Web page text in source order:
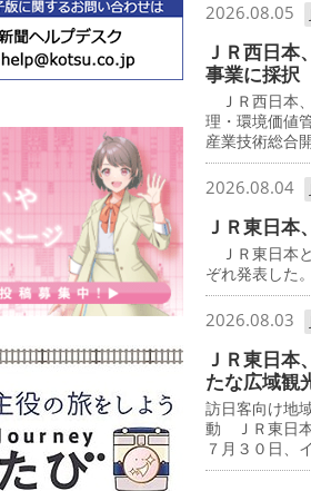
2026.08.05
ＪＲ西日
事業に採択
ＪＲ西日本
理・環境価値
産業技術総合
2026.08.04
ＪＲ東日
ＪＲ東日本
ぞれ発表した。
2026.08.03
ＪＲ東日
たな広域観
訪日客向け地
動 ＪＲ東日本
７月３０日、